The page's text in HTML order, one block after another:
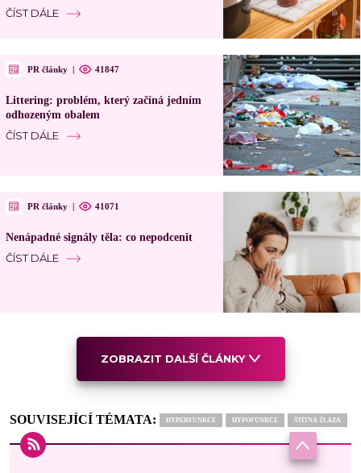
ČÍST DÁLE
PR články | 41847
Littering: problém, který začíná jedním
odhozeným obalem
ČÍST DÁLE
PR články | 41071
Nenápadné signály těla: co nepodcenit
ČÍST DÁLE
ZOBRAZIT DALŠÍ ČLÁNKY
SOUVISEJÍCÍ TÉMATA: HYPERFUNKCE HYPOFUNKCE ŠTÍTNÁ ŽLÁZA